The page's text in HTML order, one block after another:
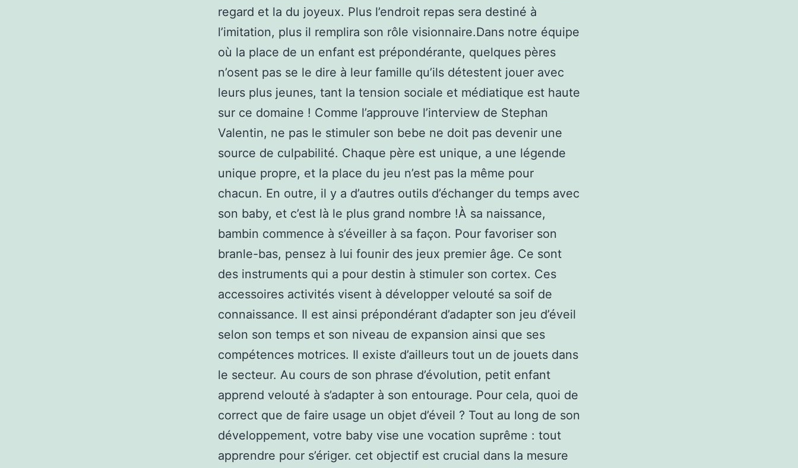
regard et la du joyeux. Plus l’endroit repas sera destiné à
l’imitation, plus il remplira son rôle visionnaire.Dans notre équipe
où la place de un enfant est prépondérante, quelques pères
n’osent pas se le dire à leur famille qu’ils détestent jouer avec
leurs plus jeunes, tant la tension sociale et médiatique est haute
sur ce domaine ! Comme l’approuve l’interview de Stephan
Valentin, ne pas le stimuler son bebe ne doit pas devenir une
source de culpabilité. Chaque père est unique, a une légende
unique propre, et la place du jeu n’est pas la même pour
chacun. En outre, il y a d’autres outils d’échanger du temps avec
son baby, et c’est là le plus grand nombre !À sa naissance,
bambin commence à s’éveiller à sa façon. Pour favoriser son
branle-bas, pensez à lui founir des jeux premier âge. Ce sont
des instruments qui a pour destin à stimuler son cortex. Ces
accessoires activités visent à développer velouté sa soif de
connaissance. Il est ainsi prépondérant d’adapter son jeu d’éveil
selon son temps et son niveau de expansion ainsi que ses
compétences motrices. Il existe d’ailleurs tout un de jouets dans
le secteur. Au cours de son phrase d’évolution, petit enfant
apprend velouté à s’adapter à son entourage. Pour cela, quoi de
correct que de faire usage un objet d’éveil ? Tout au long de son
développement, votre baby vise une vocation suprême : tout
apprendre pour s’ériger. cet objectif est crucial dans la mesure